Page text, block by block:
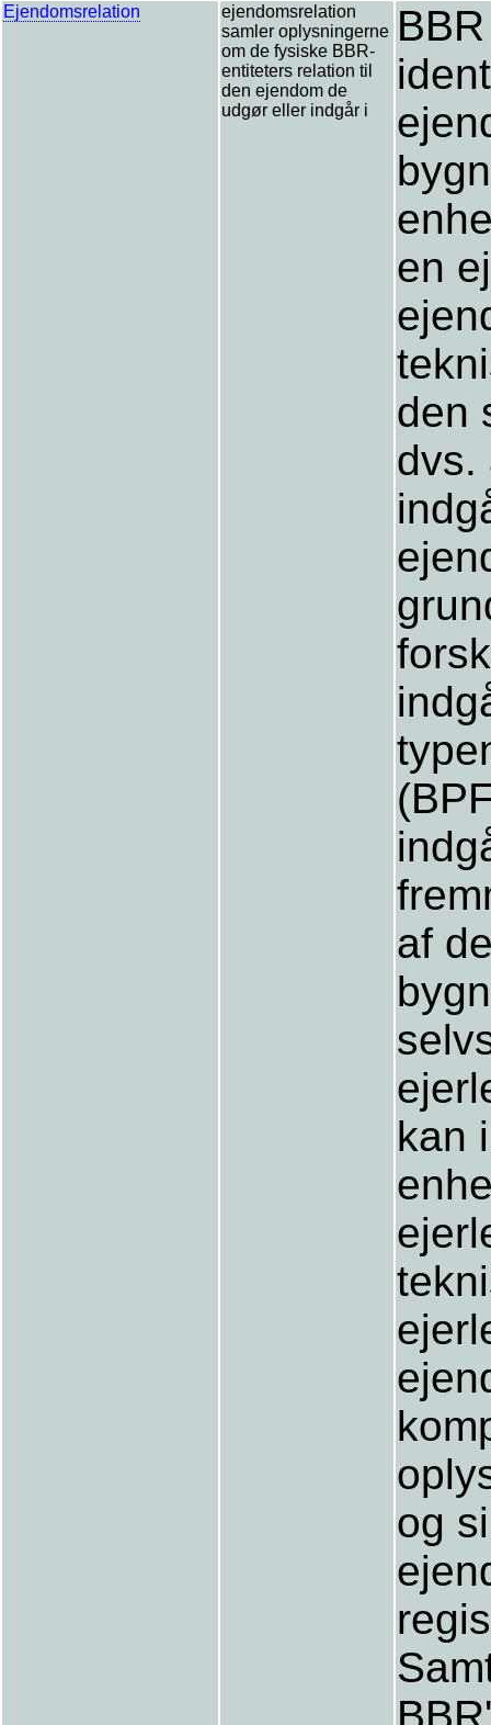
Ejendomsrelation
ejendomsrelation
samler oplysningerne
om de fysiske BBR-
entiteters relation til
den ejendom de
udgør eller indgår i
en
den
dvs.
af
kan
og